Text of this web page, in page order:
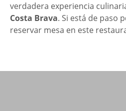
verdadera experiencia
Costa Brava. Si está de paso
reservar mesa en este